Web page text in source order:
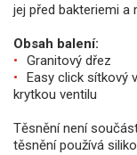
jej před bakteriemi a
Obsah balení:
Granitový dřez
Easy click sítkový
krytkou ventilu
Těsnění není
těsnění používá